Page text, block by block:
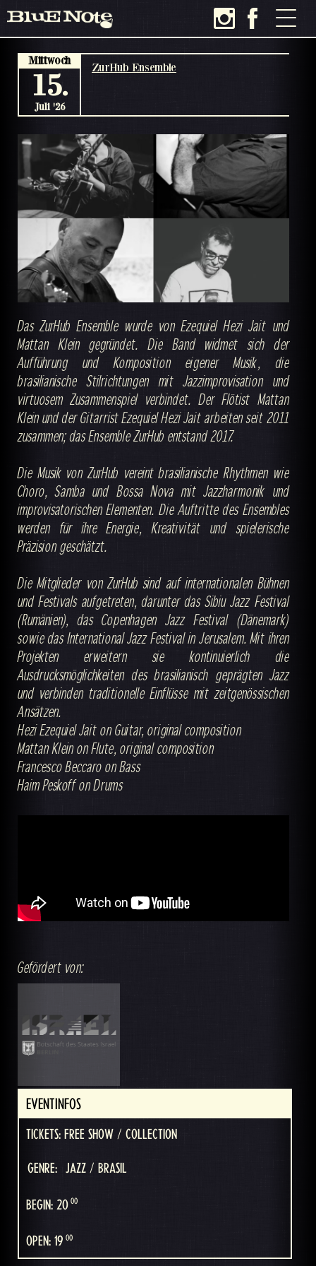
ZurHub Ensemble
Das ZurHub Ensemble wurde von Ezequiel Hezi Jait und
Mattan Klein gegründet. Die Band widmet sich der
Aufführung und Komposition eigener Musik, die
brasilianische Stilrichtungen mit Jazzimprovisation und
virtuosem Zusammenspiel verbindet. Der Flötist Mattan
Klein und der Gitarrist Ezequiel Hezi Jait arbeiten seit 2011
zusammen; das Ensemble ZurHub entstand 2017.
Die Musik von ZurHub vereint brasilianische Rhythmen wie
Choro, Samba und Bossa Nova mit Jazzharmonik und
improvisatorischen Elementen. Die Auftritte des Ensembles
werden für ihre Energie, Kreativität und spielerische
Präzision geschätzt.
Die Mitglieder von ZurHub sind auf internationalen Bühnen
und Festivals aufgetreten, darunter das Sibiu Jazz Festival
(Rumänien), das Copenhagen Jazz Festival (Dänemark)
sowie das International Jazz Festival in Jerusalem. Mit ihren
Projekten erweitern sie kontinuierlich die
Ausdrucksmöglichkeiten des brasilianisch geprägten Jazz
und verbinden traditionelle Einflüsse mit zeitgenössischen
Ansätzen.
Hezi Ezequiel Jait on Guitar, original composition
Mattan Klein on Flute, original composition
Francesco Beccaro on Bass
Haim Peskoff on Drums
Gefördert von:
Mittwoch
15.
Juli '26
EVENTINFOS
TICKETS: FREE SHOW / COLLECTION
GENRE: JAZZ / BRASIL
BEGIN: 20 00
OPEN: 19 00